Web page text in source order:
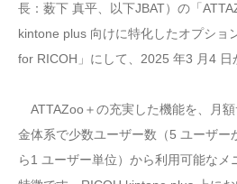
長：薮下 真平、以下JBAT）の「
kintone plus 向けに特化したオプショ
for RICOH」にして、2025 年3 月4 日
ATTAZoo＋の充実した機能を、月
金体系で少数ユーザー数（5 ユーザー
ら1 ユーザー単位）から利用可能な